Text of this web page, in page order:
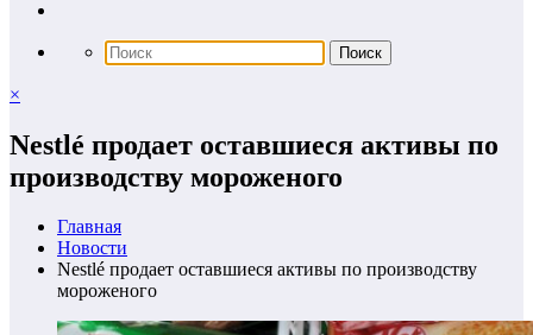
×
Nestlé продает оставшиеся активы по
производству мороженого
Главная
Новости
Nestlé продает оставшиеся активы по производству
мороженого